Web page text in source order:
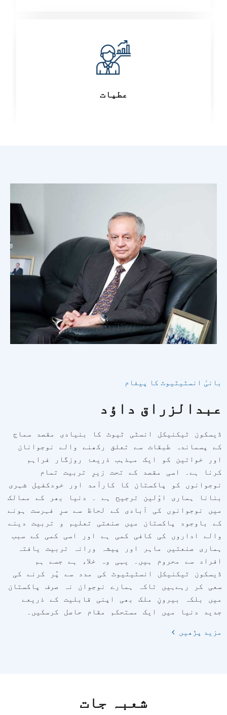
عطیات
بانیٔ انسٹیٹیوٹ کا پیغام
عبدالزراق داؤد
ڈیسکون ٹیکنیکل انسٹی ٹیوٹ کا بنیادی مقصد سماج
کے پسماندہ طبقات سے تعلق رکھنے والے نوجوانان
اور خواتین کو ایک مہذہب ذریعۂ روزگار فراہم
کرنا ہے۔ اسی مقصد کے تحت زیرِ تربیت تمام
نوجوانوں کو پاکستان کا کارآمد اور خودکفیل شہری
بنانا ہماری اوّلین ترجیح ہے ۔ دنیا بھر کے ممالک
میں نوجوانوں کی آبادی کے لحاظ سے سرِ فہرست ہونے
کے باوجود پاکستان میں صنعتی تعلیم و تربیت دینے
والے اداروں کی کافی کمی ہے اور اسی کمی کے سبب
ہماری صنعتیں ماہر اور پیشہ ورانہ تربیت یافتہ
افراد سے محروم ہیں۔ یہی وہ خلاء ہے جسے ہم
ڈیسکون ٹیکنیکل انسٹیٹیوٹ کی مدد سے پُر کرنے کی
سعی کر رہےہیں تاکہ ہمارے نوجوان نہ صرف پاکستان
میں بلکہ بیرونِ ملک بھی اپنی قابلیت کے ذریعے
جدید دنیا میں ایک مستحکم مقام حاصل کرسکیں۔
مزید پڑھیں
شعبہ جات